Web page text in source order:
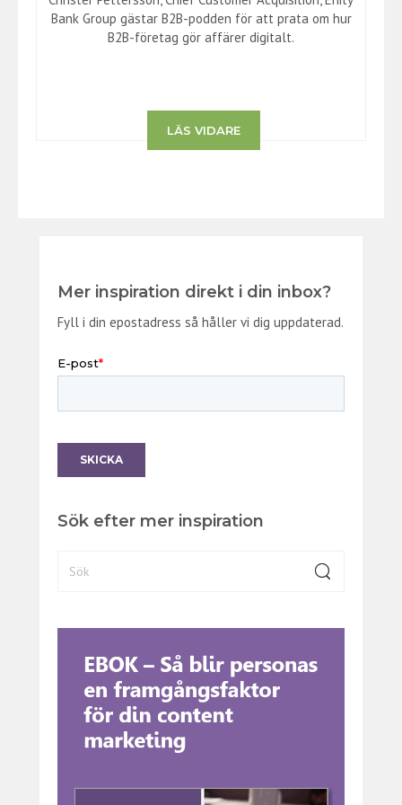
Bank Group gästar B2B-podden för att prata om hur
B2B-företag gör affärer digitalt.
LÄS VIDARE
Mer inspiration direkt i din inbox?
Fyll i din epostadress så håller vi dig uppdaterad.
Sök efter mer inspiration